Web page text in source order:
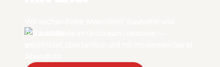
Auszubildende im Großraum Hannover —